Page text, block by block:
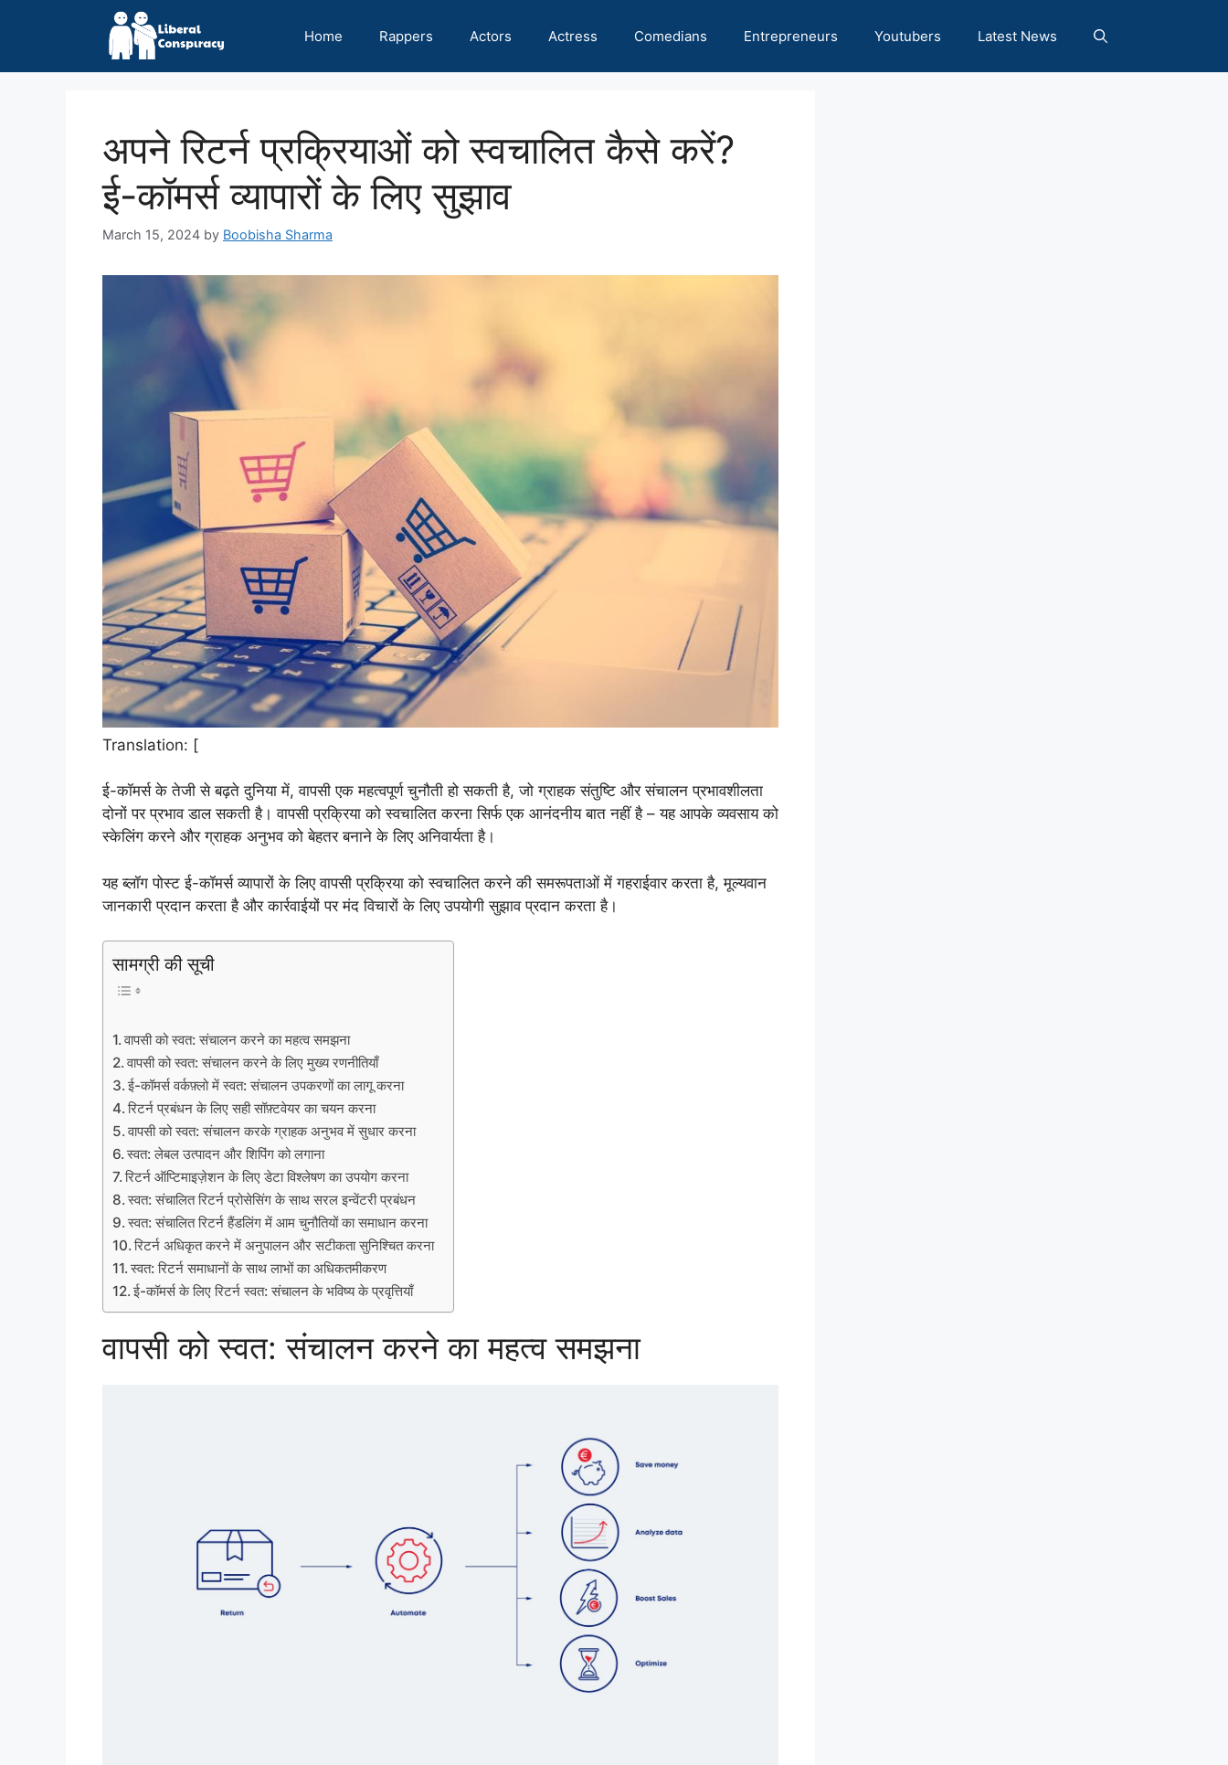
Home Rappers Actors Actress Comedians Entrepreneurs Youtubers Latest News
अपने रिटर्न प्रक्रियाओं को स्वचालित कैसे करें?
ई-कॉमर्स व्यापारों के लिए सुझाव
March 15, 2024 by Boobisha Sharma
Translation: [
ई-कॉमर्स के तेजी से बढ़ते दुनिया में, वापसी एक महत्वपूर्ण चुनौती हो सकती है, जो ग्राहक संतुष्टि और संचालन प्रभावशीलता
दोनों पर प्रभाव डाल सकती है। वापसी प्रक्रिया को स्वचालित करना सिर्फ एक आनंदनीय बात नहीं है – यह आपके व्यवसाय को
स्केलिंग करने और ग्राहक अनुभव को बेहतर बनाने के लिए अनिवार्यता है।
यह ब्लॉग पोस्ट ई-कॉमर्स व्यापारों के लिए वापसी प्रक्रिया को स्वचालित करने की समरूपताओं में गहराईवार करता है, मूल्यवान
जानकारी प्रदान करता है और कार्रवाईयों पर मंद विचारों के लिए उपयोगी सुझाव प्रदान करता है।
सामग्री की सूची
वापसी को स्वत: संचालन करने का महत्व समझना
वापसी को स्वत: संचालन करने के लिए मुख्य रणनीतियाँ
ई-कॉमर्स वर्कफ़्लो में स्वत: संचालन उपकरणों का लागू करना
रिटर्न प्रबंधन के लिए सही सॉफ़्टवेयर का चयन करना
वापसी को स्वत: संचालन करके ग्राहक अनुभव में सुधार करना
स्वत: लेबल उत्पादन और शिपिंग को लगाना
रिटर्न ऑप्टिमाइज़ेशन के लिए डेटा विश्लेषण का उपयोग करना
स्वत: संचालित रिटर्न प्रोसेसिंग के साथ सरल इन्वेंटरी प्रबंधन
स्वत: संचालित रिटर्न हैंडलिंग में आम चुनौतियों का समाधान करना
रिटर्न अधिकृत करने में अनुपालन और सटीकता सुनिश्चित करना
स्वत: रिटर्न समाधानों के साथ लाभों का अधिकतमीकरण
ई-कॉमर्स के लिए रिटर्न स्वत: संचालन के भविष्य के प्रवृत्तियाँ
वापसी को स्वत: संचालन करने का महत्व समझना